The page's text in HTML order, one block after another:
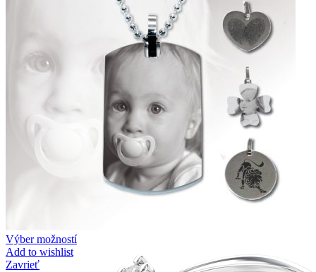
Crown Beauty
Zásnubné prstne z kolekcie Crown Beauty.
Výber možností
Add to wishlist
Zavrieť